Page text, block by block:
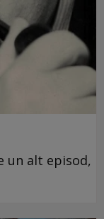
un alt episod,